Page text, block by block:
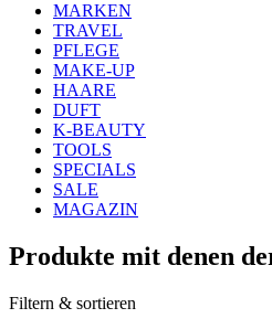
MARKEN
TRAVEL
PFLEGE
MAKE-UP
HAARE
DUFT
K-BEAUTY
TOOLS
SPECIALS
SALE
MAGAZIN
Produkte mit denen
Filtern & sortieren